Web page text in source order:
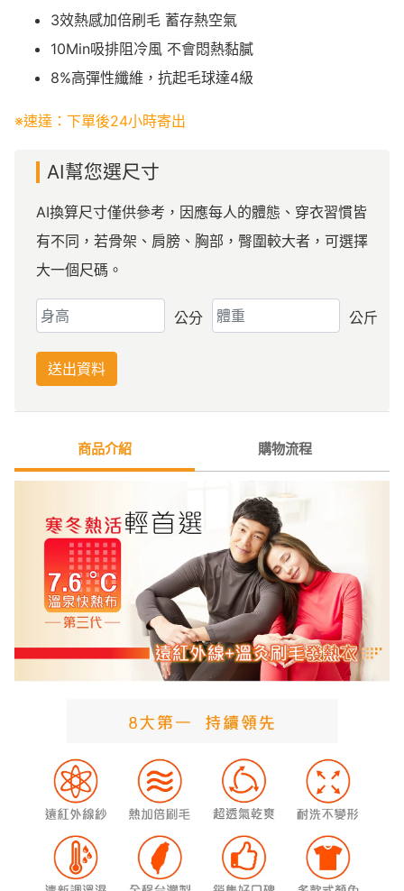
3效熱感加倍刷毛 蓄存熱空氣
10Min吸排阻冷風 不會悶熱黏膩
8%高彈性纖維，抗起毛球達4級
※速達：下單後24小時寄出
AI幫您選尺寸
AI換算尺寸僅供參考，因應每人的體態、穿衣習慣皆
有不同，若骨架、肩膀、胸部，臀圍較大者，可選擇
大一個尺碼。
公分 公斤
送出資料
商品介紹 購物流程